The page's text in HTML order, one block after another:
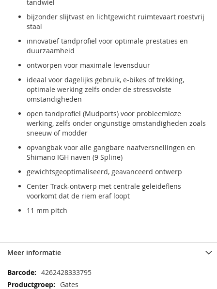
tandwiel
bijzonder slijtvast en lichtgewicht ruimtevaart roestvrij
staal
innovatief tandprofiel voor optimale prestaties en
duurzaamheid
ontworpen voor maximale levensduur
ideaal voor dagelijks gebruik, e-bikes of trekking,
optimale werking zelfs onder de stressvolste
omstandigheden
open tandprofiel (Mudports) voor probleemloze
werking, zelfs onder ongunstige omstandigheden zoals
sneeuw of modder
opvangbak voor alle gangbare naafversnellingen en
Shimano IGH naven (9 Spline)
gewichtsgeoptimaliseerd, geavanceerd ontwerp
Center Track-ontwerp met centrale geleideflens
voorkomt dat de riem eraf loopt
11 mm pitch
Meer informatie
Meer
informatie
4262428333795
Gates